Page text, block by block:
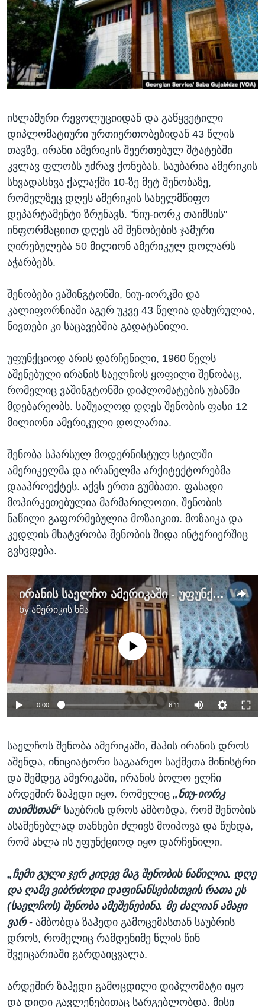
ᲡᲢᲣᲓᲘᲐ ᲕᲐᲨᲘᲜᲒᲢᲝᲜᲘ
ᲔᲙᲝᲜᲝᲛᲘᲙᲐ
ᲯᲐᲜᲛᲠᲗᲔᲚᲝᲑᲐ
ᲛᲔᲪᲜᲘᲔᲠᲔᲑᲐ
ᲘᲜᲢᲔᲠᲕᲘᲣ
ᲒᲐᲚᲘᲚᲔᲝ
ᲓᲔᲖᲘᲜᲤᲝᲠᲛᲐᲪᲘᲐ
Learning English
ᲗᲕᲐᲚᲘ ᲒᲕᲐᲓᲔᲕᲜᲔᲗ
ისლამური რევოლუციიდან და გაწყვეტილი
დიპლომატიური ურთიერთობებიდან 43 წლის
თავზე, ირანი ამერიკის შეერთებულ შტატებში
კვლავ ფლობს უძრავ ქონებას. საუბარია ამერიკის
სხვადასხვა ქალაქში 10-ზე მეტ შენობაზე,
რომელზეც დღეს ამერიკის სახელმწიფო
დეპარტამენტი ზრუნავს. "ნიუ-იორკ თაიმსის"
ინფორმაციით დღეს ამ შენობების ჯამური
ღირებულება 50 მილიონ ამერიკულ დოლარს
აჭარბებს.
შენობები ვაშინგტონში, ნიუ-იორკში და
კალიფორნიაში აგერ უკვე 43 წელია დახურულია,
ნივთები კი საცავებშია გადატანილი.
უფუნქციოდ არის დარჩენილი, 1960 წელს
აშენებული ირანის საელჩოს ყოფილი შენობაც,
რომელიც ვაშინგტონში დიპლომატების უბანში
მდებარეობს. საშუალოდ დღეს შენობის ფასი 12
მილიონი ამერიკული დოლარია.
შენობა სპარსულ მოდერნისტულ სტილში
ამერიკელმა და ირანელმა არქიტექტორებმა
დააპროექტეს. აქვს ერთი გუმბათი. ფასადი
მოპირკეთებულია მარმარილოთი, შენობის
ნაწილი გაფორმებულია მოზაიკით. მოზაიკა და
კედლის მხატვრობა შენობის შიდა ინტერიერშიც
გვხვდება.
ირანის საელჩო ამერიკაში - უფუნქციოდ დარჩენილი 12 მილიონიანი შენობა
byამერიკის ხმა
No media source currently available
0:00 6:11
საელჩოს შენობა ამერიკაში, შაჰის ირანის დროს
აშენდა, ინიციატორი საგაარეო საქმეთა მინისტრი
და შემდეგ ამერიკაში, ირანის ბოლო ელჩი
არდეშირ ზაჰედი იყო. რომელიც „ნიუ-იორკ
თაიმსთან“ საუბრის დროს ამბობდა, რომ შენობის
ასაშენებლად თანხები ძლივს მოიპოვა და წუხდა,
რომ ახლა ის უფუნქციოდ იყო დარჩენილი.
„ჩემი გული ჯერ კიდევ მაგ შენობის ნაწილია. დღე
და ღამე ვიბრძოდი დაფინანსებისთვის რათა ეს
(საელჩოს) შენობა ამეშენებინა. მე ძალიან ამაყი
ვარ - ამბობდა ზაჰედი გამოცემასთან საუბრის
დროს, რომელიც რამდენიმე წლის წინ
შვეიცარიაში გარდაიცვალა.
არდეშირ ზაჰედი გამოცდილი დიპლომატი იყო
და დიდი გავლენებითაც სარგებლობდა. მისი